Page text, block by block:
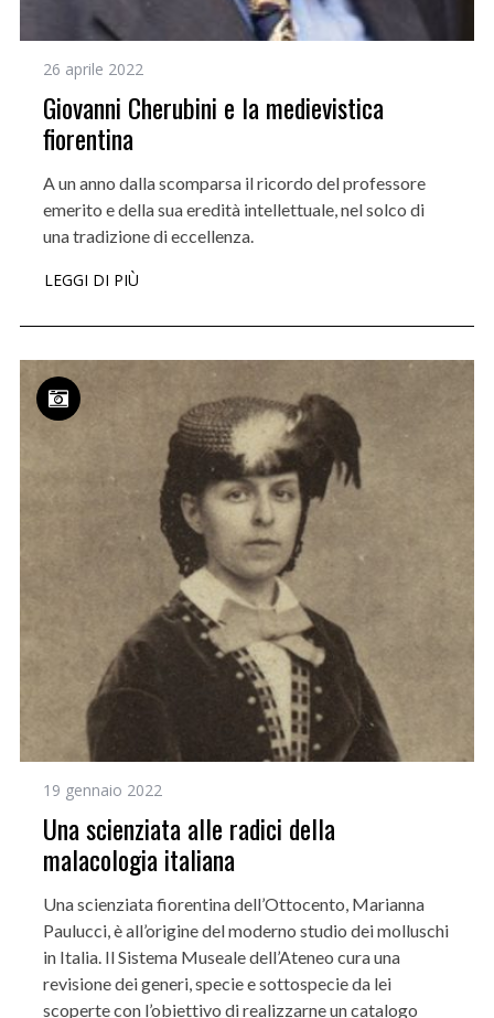
26 aprile 2022
Giovanni Cherubini e la medievistica
fiorentina
A un anno dalla scomparsa il ricordo del professore
emerito e della sua eredità intellettuale, nel solco di
una tradizione di eccellenza.
LEGGI DI PIÙ
19 gennaio 2022
Una scienziata alle radici della
malacologia italiana
Una scienziata fiorentina dell’Ottocento, Marianna
Paulucci, è all’origine del moderno studio dei molluschi
in Italia. Il Sistema Museale dell’Ateneo cura una
revisione dei generi, specie e sottospecie da lei
scoperte con l’obiettivo di realizzarne un catalogo